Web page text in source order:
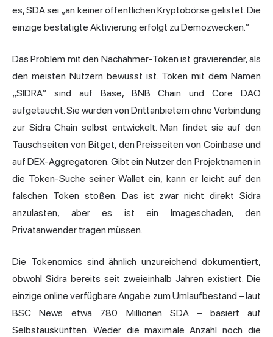
es, SDA sei „an keiner öffentlichen Kryptobörse gelistet. Die
einzige bestätigte Aktivierung erfolgt zu Demozwecken.“
Das Problem mit den Nachahmer-Token ist gravierender, als
den meisten Nutzern bewusst ist. Token mit dem Namen
„SIDRA“ sind auf Base, BNB Chain und Core DAO
aufgetaucht. Sie wurden von Drittanbietern ohne Verbindung
zur Sidra Chain selbst entwickelt. Man findet sie auf den
Tauschseiten von Bitget, den Preisseiten von Coinbase und
auf DEX-Aggregatoren. Gibt ein Nutzer den Projektnamen in
die Token-Suche seiner Wallet ein, kann er leicht auf den
falschen Token stoßen. Das ist zwar nicht direkt Sidra
anzulasten, aber es ist ein Imageschaden, den
Privatanwender tragen müssen.
Die Tokenomics sind ähnlich unzureichend dokumentiert,
obwohl Sidra bereits seit zweieinhalb Jahren existiert. Die
einzige online verfügbare Angabe zum Umlaufbestand – laut
BSC News etwa 780 Millionen SDA – basiert auf
Selbstauskünften. Weder die maximale Anzahl noch die